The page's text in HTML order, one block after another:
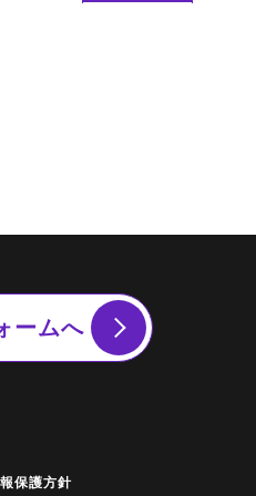
ームへ
保護方針